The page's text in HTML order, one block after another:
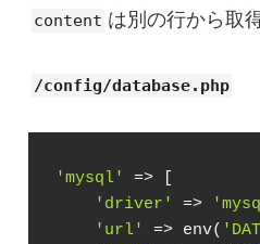
content は別の行から取
/config/database.php
'mysql'
=> [
'driver'
=>
'url'
=> env(